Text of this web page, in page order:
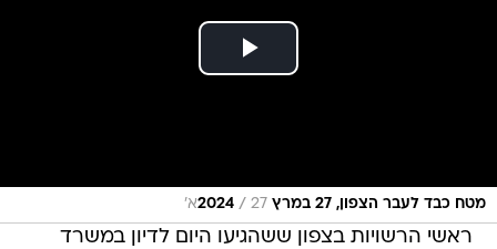
מטח כבד לעבר הצפון, 27 במרץ 2024 / 27א'
ראשי הרשויות בצפון ששהגיעו היום לדיון במשרד